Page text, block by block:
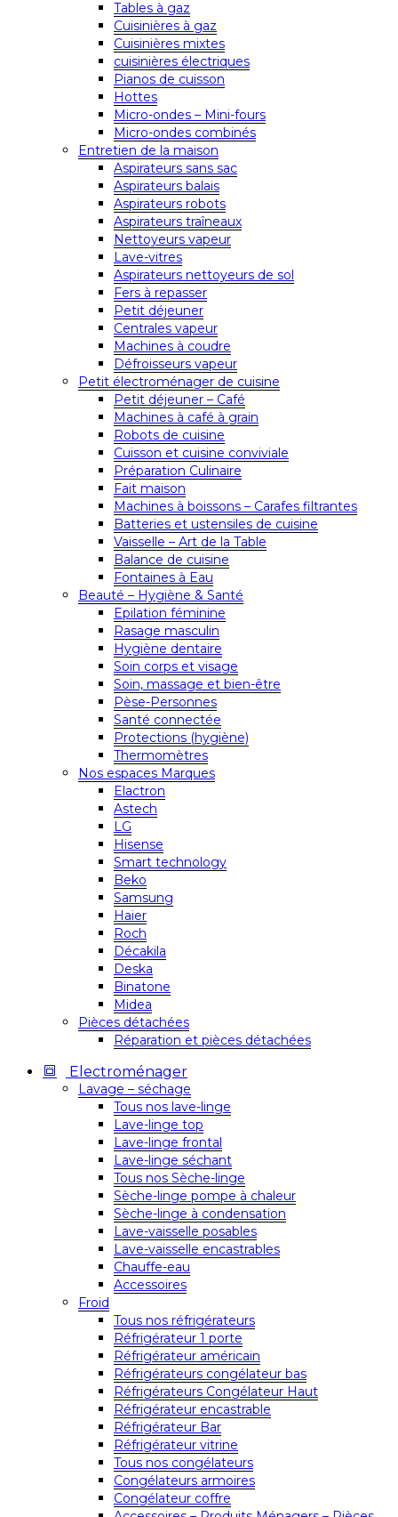
Tables à gaz
Cuisinières à gaz
Cuisinières mixtes
cuisinières électriques
Pianos de cuisson
Hottes
Micro-ondes – Mini-fours
Micro-ondes combinés
Entretien de la maison
Aspirateurs sans sac
Aspirateurs balais
Aspirateurs robots
Aspirateurs traîneaux
Nettoyeurs vapeur
Lave-vitres
Aspirateurs nettoyeurs de sol
Fers à repasser
Petit déjeuner
Centrales vapeur
Machines à coudre
Défroisseurs vapeur
Petit électroménager de cuisine
Petit déjeuner – Café
Machines à café à grain
Robots de cuisine
Cuisson et cuisine conviviale
Préparation Culinaire
Fait maison
Machines à boissons – Carafes filtrantes
Batteries et ustensiles de cuisine
Vaisselle – Art de la Table
Balance de cuisine
Fontaines à Eau
Beauté – Hygiène & Santé
Epilation féminine
Rasage masculin
Hygiène dentaire
Soin corps et visage
Soin, massage et bien-être
Pèse-Personnes
Santé connectée
Protections (hygiène)
Thermomètres
Nos espaces Marques
Elactron
Astech
LG
Hisense
Smart technology
Beko
Samsung
Haier
Roch
Décakila
Deska
Binatone
Midea
Pièces détachées
Réparation et pièces détachées
Electroménager
Lavage – séchage
Tous nos lave-linge
Lave-linge top
Lave-linge frontal
Lave-linge séchant
Tous nos Sèche-linge
Sèche-linge pompe à chaleur
Sèche-linge à condensation
Lave-vaisselle posables
Lave-vaisselle encastrables
Chauffe-eau
Accessoires
Froid
Tous nos réfrigérateurs
Réfrigérateur 1 porte
Réfrigérateur américain
Réfrigérateurs congélateur bas
Réfrigérateurs Congélateur Haut
Réfrigérateur encastrable
Réfrigérateur Bar
Réfrigérateur vitrine
Tous nos congélateurs
Congélateurs armoires
Congélateur coffre